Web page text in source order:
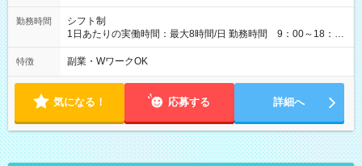
勤務時間
シフト制
1日あたりの実働時間：最大8時間/日 勤務時間 9：00～18：
00(実働8h、休憩1h) 土日祝含む週3日～OK、シフト制 ※もちろ
ん週5日勤務もOK♪ 勤務期間：2026年8月12日～9月9日※リスト
特徴 副業・WワークOK
気になる！ 応募する 詳細へ